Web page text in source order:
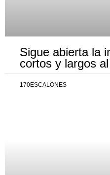
Sigue abierta la
cortos y largos
170ESCALONES